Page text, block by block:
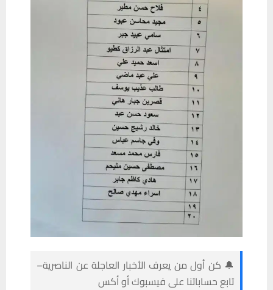
🔔 كن أول من يعرف الأخبار العاجلة عن الناصرية–
تابع حساباتنا على فيسبوك أو أكس